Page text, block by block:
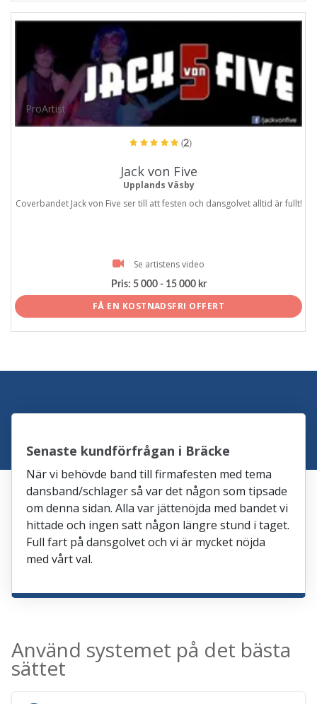
ProArtist
(2)
Jack von Five
Upplands Väsby
Coverbandet Jack von Five ser till att festen och dansgolvet alltid är fullt!
Se artistens video
Pris: 5 000 - 15 000 kr
FÅ EN KOSTNADSFRI OFFERT
Senaste kundförfrågan i Bräcke
När vi behövde band till firmafesten med tema
dansband/schlager så var det någon som tipsade
om denna sidan. Alla var jättenöjda med bandet vi
hittade och ingen satt någon längre stund i taget.
Full fart på dansgolvet och vi är mycket nöjda
med vårt val.
Använd systemet på det bästa
sättet